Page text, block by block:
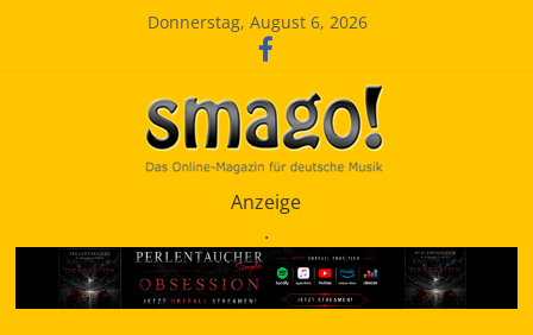
Donnerstag, August 6, 2026
SchlagerMAGazinOnline
Anzeige
.